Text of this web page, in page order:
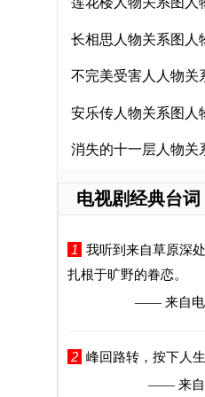
长相思人物关系图人
不完美受害人人物关
安乐传人物关系图人
消失的十一层人物关
电视剧经典台词
1
我听到来自草原深
扎根于旷野的眷恋。
—— 来自电
2 峰回路转，按下人生
—— 来自